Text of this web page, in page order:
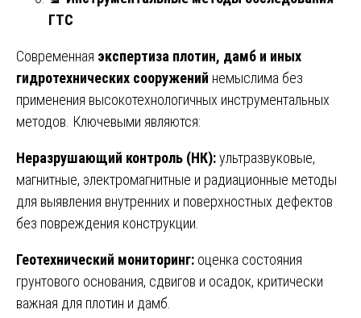
ГТС
Современная экспертиза плотин, дамб и иных
гидротехнических сооружений немыслима без
применения высокотехнологичных инструментальных
методов. Ключевыми являются:
Неразрушающий контроль (НК):ультразвуковые,
магнитные, электромагнитные и радиационные методы
для выявления внутренних и поверхностных дефектов
без повреждения конструкции.
Геотехнический мониторинг: оценка состояния
грунтового основания, сдвигов и осадок, критически
важная для плотин и дамб.